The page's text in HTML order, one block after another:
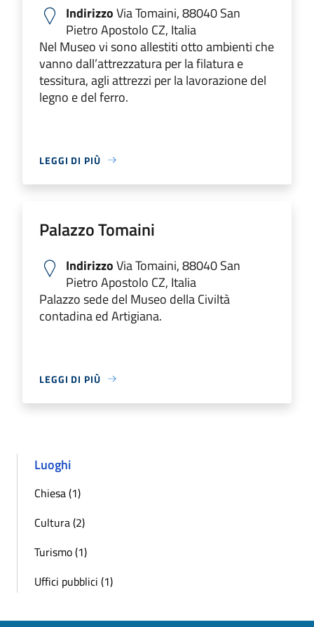
IndirizzoVia Tomaini, 88040 San
Pietro Apostolo CZ, Italia
Nel Museo vi sono allestiti otto ambienti che
vanno dall’attrezzatura per la filatura e
tessitura, agli attrezzi per la lavorazione del
legno e del ferro.
LEGGI DI PIÙ
Palazzo Tomaini
IndirizzoVia Tomaini, 88040 San
Pietro Apostolo CZ, Italia
Palazzo sede del Museo della Civiltà
contadina ed Artigiana.
LEGGI DI PIÙ
Luoghi
Chiesa (1)
Cultura (2)
Turismo (1)
Uffici pubblici (1)